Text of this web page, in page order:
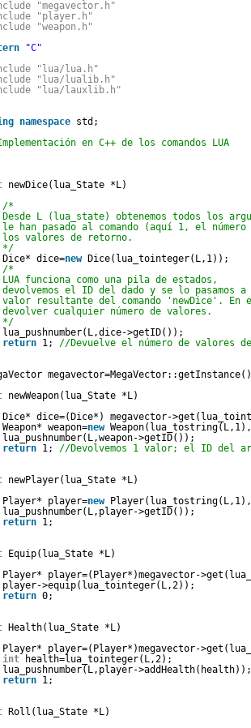
"megavector.h"
"player.h"
"weapon.h"
"C"
"lua/lua.h"
"lua/lualib.h"
"lua/lauxlib.h"
namespace std;
en C++ de los comandos LUA
newDice(lua_State *L)
/*
Desde L (lua_state) obtenemos todos los
le han pasado al comando (aquí 1, el número
los valores de retorno.
*/
Dice* dice=new
Dice(lua_tointeger(L,1));
/*
LUA funciona como una pila de estados,
devolvemos el ID del dado y se lo pasamos a
valor resultante del comando 'newDice'. En
devolver cualquier número de valores.
*/
lua_pushnumber(L,dice->getID());
return 1; //Devuelve el número de valores
newWeapon(lua_State *L)
Dice* dice=(Dice*) megavector-
Weapon* weapon=new
lua_pushnumber(L,weapon->getID());
return 1; //Devolvemos 1 valor; el ID del
newPlayer(lua_State *L)
Player* player=new
lua_pushnumber(L,player->getID());
return 1;
Equip(lua_State *L)
Player* player=(Player*)megavector-
player->equip(lua_tointeger(L,2));
return 0;
Health(lua_State *L)
Player* player=(Player*)megavector-
int
health=lua_tointeger(L,2);
lua_pushnumber(L,player->addHealth(health));
return 1;
Roll(lua_State *L)